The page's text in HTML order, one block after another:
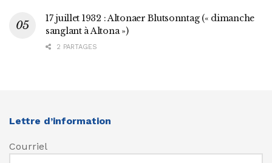
17 juillet 1932 : Altonaer Blutsonntag (« dimanche
sanglant à Altona »)
2 PARTAGES
Lettre d’information
Courriel